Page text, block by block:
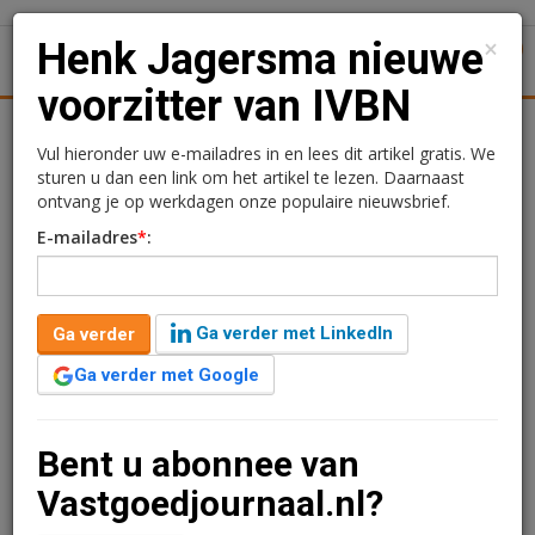
Henk Jagersma nieuwe
voorzitter van IVBN
19 juni 2013 om 22:35 2 minuten leestijd
Henk Jagersma (directievoorzitter Syntrus Achmea Real Estate &
Finance) is door de IVBN-leden verkozen tot nieuwe voorzitter
Investment Management) toegetreden als nieuw lid van het
bestuur.
×
Henk Jagersma nieuwe
voorzitter van IVBN
Vul hieronder uw e-mailadres in en lees dit artikel gratis. We
sturen u dan een link om het artikel te lezen. Daarnaast
ontvang je op werkdagen onze populaire nieuwsbrief.
E-mailadres*:
Ga verder
Ga verder met LinkedIn
Ga verder met Google
Bent u abonnee van
Vastgoedjournaal.nl?